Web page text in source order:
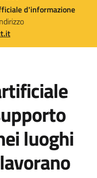
d'informazione
luoghi